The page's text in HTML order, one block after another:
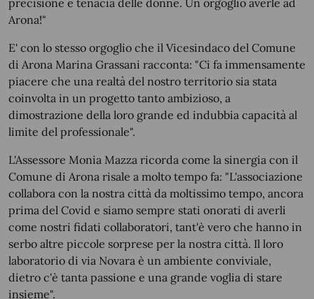
precisione e tenacia delle donne. Un orgoglio averle ad
Arona!"
E' con lo stesso orgoglio che il Vicesindaco del Comune
di Arona Marina Grassani racconta: "Ci fa immensamente
piacere che una realtà del nostro territorio sia stata
coinvolta in un progetto tanto ambizioso, a
dimostrazione della loro grande ed indubbia capacità al
limite del professionale".
L'Assessore Monia Mazza ricorda come la sinergia con il
Comune di Arona risale a molto tempo fa: "L'associazione
collabora con la nostra città da moltissimo tempo, ancora
prima del Covid e siamo sempre stati onorati di averli
come nostri fidati collaboratori, tant'è vero che hanno in
serbo altre piccole sorprese per la nostra città. Il loro
laboratorio di via Novara è un ambiente conviviale,
dietro c'è tanta passione e una grande voglia di stare
insieme".